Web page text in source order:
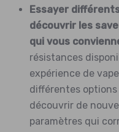
Essayer
découvrir les
qui vous
résistances
expérience de
différentes
découvrir de
paramètres qui